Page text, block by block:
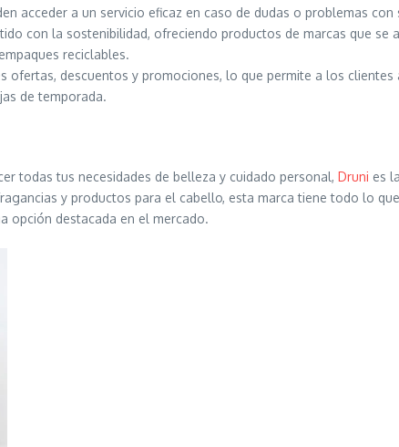
acceder a un servicio eficaz en caso de dudas o problemas con
con la sostenibilidad, ofreciendo productos de marcas que se
reciclables.
ofertas, descuentos y promociones, lo que permite a los
de temporada.
todas tus necesidades de belleza y cuidado personal, Druni es
y productos para el cabello, esta marca tiene todo lo
opción destacada en el mercado.